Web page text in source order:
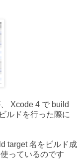
Xcode 4 で build
ルドを行った際に
target 名をビルド成
っているのです